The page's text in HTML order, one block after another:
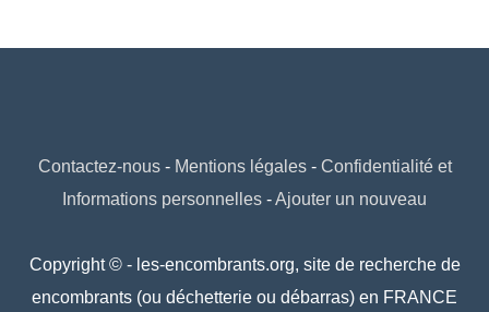
Contactez-nous- Mentions légales- Confidentialité et
Informations personnelles -Ajouter un nouveau
Copyright © - les-encombrants.org, site de recherche de
encombrants (ou déchetterie ou débarras) en FRANCE